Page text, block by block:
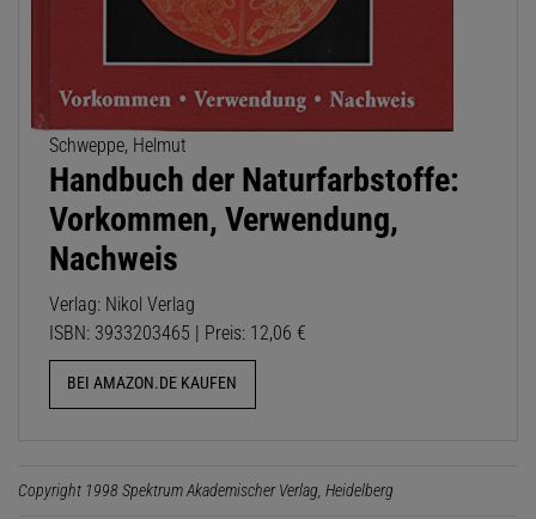
Schweppe, Helmut
Handbuch der Naturfarbstoffe:
Vorkommen, Verwendung,
Nachweis
Verlag: Nikol Verlag
ISBN: 3933203465 | Preis: 12,06 €
BEI AMAZON.DE KAUFEN
Copyright 1998 Spektrum Akademischer Verlag, Heidelberg